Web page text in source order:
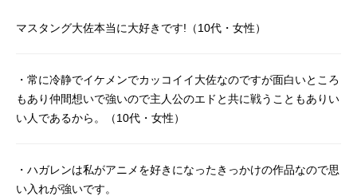
マスタング大佐本当に大好きです!（10代・女性）
・常に冷静でイケメンでカッコイイ大佐なのですが面白いところ
もあり仲間想いで強いので主人公のエドと共に戦うこともありい
い人であるから。（10代・女性）
・ハガレンは私がアニメを好きになったきっかけの作品なので思
い入れが強いです。